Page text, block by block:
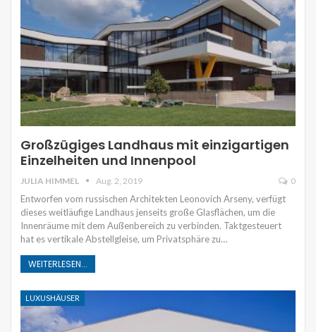
Großzügiges Landhaus mit einzigartigen
Einzelheiten und Innenpool
JULIA HIMMEL Aug. 2, 2019 0
Entworfen vom russischen Architekten Leonovich Arseny, verfügt
dieses weitläufige Landhaus jenseits große Glasflächen, um die
Innenräume mit dem Außenbereich zu verbinden. Taktgesteuert
hat es vertikale Abstellgleise, um Privatsphäre zu…
WEITERLESEN...
LUXUSHÄUSER